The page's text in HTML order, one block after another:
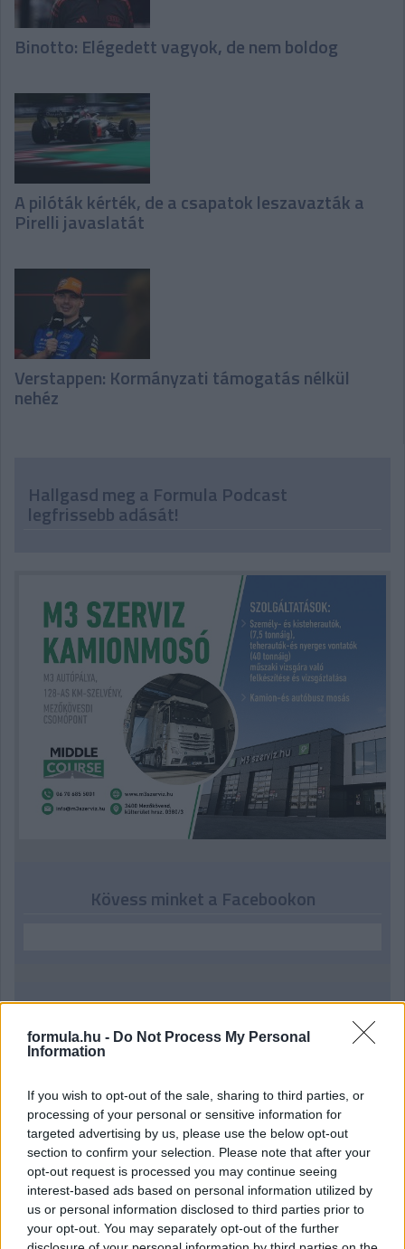
formula.hu - Do Not Process My Personal
Information
If you wish to opt-out of the sale, sharing to third parties, or
processing of your personal or sensitive information for
targeted advertising by us, please use the below opt-out
section to confirm your selection. Please note that after your
opt-out request is processed you may continue seeing
interest-based ads based on personal information utilized by
us or personal information disclosed to third parties prior to
your opt-out. You may separately opt-out of the further
Binotto: Elégedett vagyok, de nem boldog
A pilóták kérték, de a csapatok leszavazták a
Pirelli javaslatát
Verstappen: Kormányzati támogatás nélkül
nehéz
Hallgasd meg a Formula Podcast
legfrissebb adását!
Kövess minket a Facebookon
körrekordon